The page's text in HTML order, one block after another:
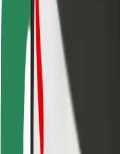
Boltin lataustelineet
Tuki
Matkustajille
Kuljettajille
Ruokaläheteille
Bolt Food
Fleet Ownereille